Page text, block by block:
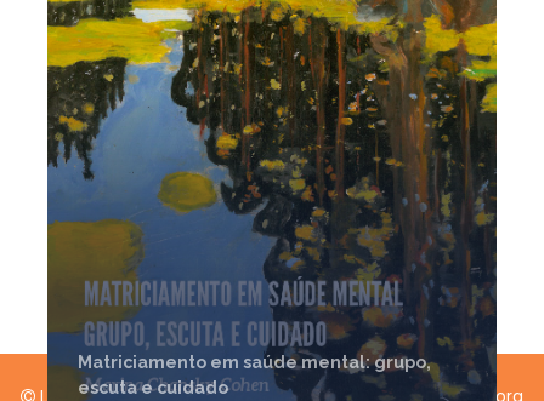
Matriciamento em saúde mental: grupo,
escuta e cuidado
Linear A-barca 2018. Todos os direitos reservados, Editora